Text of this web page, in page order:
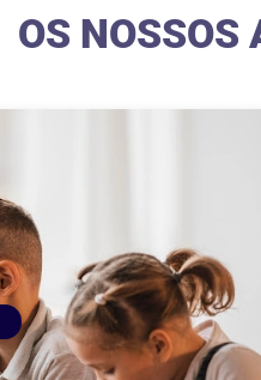
OS NOSSOS